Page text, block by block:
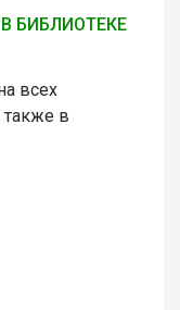
БИБЛИОТЕКЕ
всех
также в